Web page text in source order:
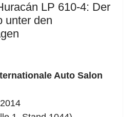
LP 610-4: Der
unter den
Auto Salon